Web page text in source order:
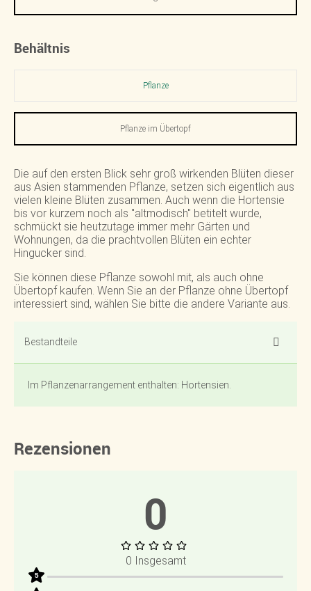
Behältnis
Pflanze
Pflanze im Übertopf
Die auf den ersten Blick sehr groß wirkenden Blüten dieser
aus Asien stammenden Pflanze, setzen sich eigentlich aus
vielen kleine Blüten zusammen. Auch wenn die Hortensie
bis vor kurzem noch als "altmodisch" betitelt wurde,
schmückt sie heutzutage immer mehr Gärten und
Wohnungen, da die prachtvollen Blüten ein echter
Hingucker sind.
Sie können diese Pflanze sowohl mit, als auch ohne
Übertopf kaufen. Wenn Sie an der Pflanze ohne Übertopf
interessiert sind, wählen Sie bitte die andere Variante aus.
Bestandteile
Im Pflanzenarrangement enthalten: Hortensien.
Rezensionen
0
0 Insgesamt
5